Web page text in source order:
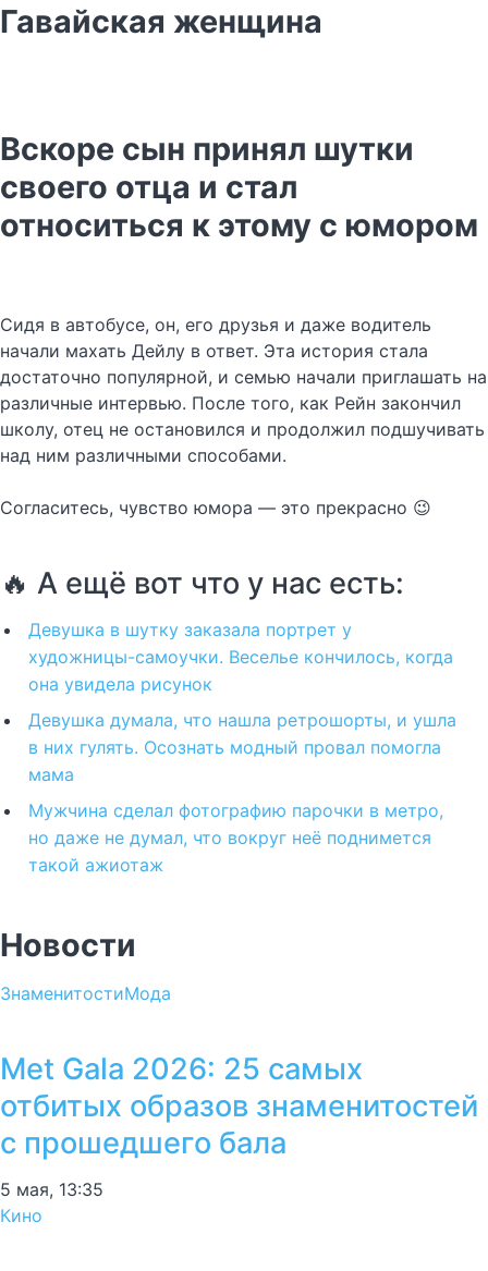
Гавайская женщина
Вскоре сын принял шутки
своего отца и стал
относиться к этому с юмором
Сидя в автобусе, он, его друзья и даже водитель
начали махать Дейлу в ответ. Эта история стала
достаточно популярной, и семью начали приглашать на
различные интервью. После того, как Рейн закончил
школу, отец не остановился и продолжил подшучивать
над ним различными способами.
Согласитесь, чувство юмора — это прекрасно 😉
🔥 А ещё вот что у нас есть:
Девушка в шутку заказала портрет у
художницы-самоучки. Веселье кончилось, когда
она увидела рисунок
Девушка думала, что нашла ретрошорты, и ушла
в них гулять. Осознать модный провал помогла
мама
Мужчина сделал фотографию парочки в метро,
но даже не думал, что вокруг неё поднимется
такой ажиотаж
Новости
ЗнаменитостиМода
Met Gala 2026: 25 самых
отбитых образов знаменитостей
с прошедшего бала
5 мая, 13:35
Кино